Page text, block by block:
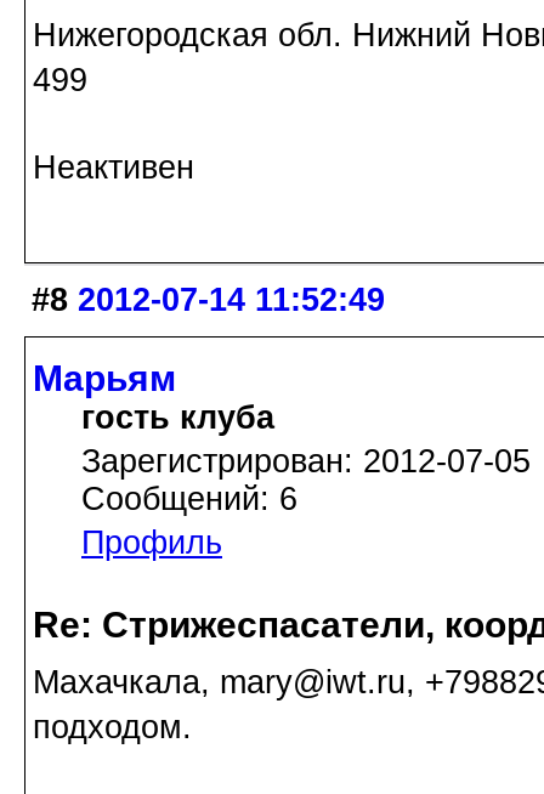
Нижегородская обл. Нижний
499
Неактивен
#8 2012-07-14 11:52:49
Марьям
гость клуба
Зарегистрирован: 2012-07-05
Сообщений: 6
Профиль
Re: Стрижеспасатели,
Махачкала, mary@iwt.ru,
подходом.